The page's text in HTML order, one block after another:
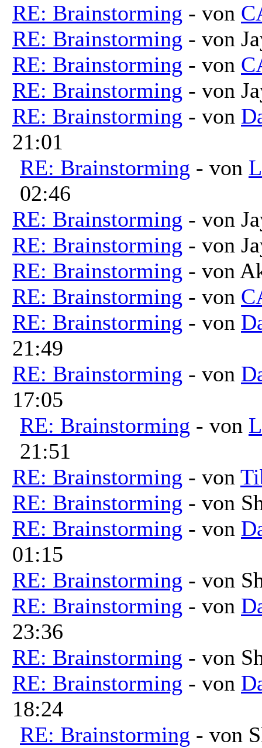
RE: Brainstorming - von
RE: Brainstorming - von
RE: Brainstorming - von
RE: Brainstorming - von
RE: Brainstorming - von
21:01
RE: Brainstorming - von
02:46
RE: Brainstorming - von
RE: Brainstorming - von
RE: Brainstorming - von
RE: Brainstorming - von
RE: Brainstorming - von
21:49
RE: Brainstorming - von
17:05
RE: Brainstorming - von
21:51
RE: Brainstorming - von
RE: Brainstorming - von
RE: Brainstorming - von
01:15
RE: Brainstorming - von
RE: Brainstorming - von
23:36
RE: Brainstorming - von
RE: Brainstorming - von
18:24
RE: Brainstorming - von